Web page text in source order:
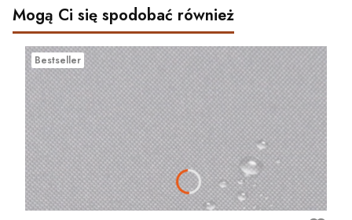
Mogą Ci się spodobać również
Bestseller